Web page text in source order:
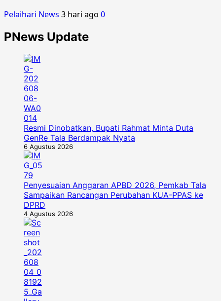
Pelaihari News 3 hari ago 0
PNews Update
Resmi Dinobatkan, Bupati Rahmat Minta Duta
GenRe Tala Berdampak Nyata
6 Agustus 2026
Penyesuaian Anggaran APBD 2026, Pemkab Tala
Sampaikan Rancangan Perubahan KUA-PPAS ke
DPRD
4 Agustus 2026